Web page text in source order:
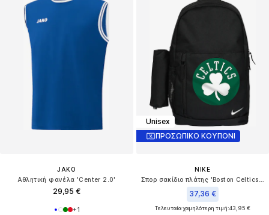
JAKO
Αθλητική φανέλα 'Center 2.0'
29,95 €
+1
Unisex
ΠΡΟΣΩΠΙΚΟ ΚΟΥΠΟΝΙ
NIKE
37,36 €
Τελευταία χαμηλότερη τιμή:43,95 €